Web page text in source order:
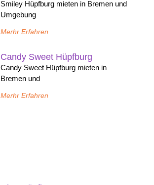
Smiley Hüpfburg mieten in Bremen und
Umgebung
Merhr Erfahren
Candy Sweet Hüpfburg
Candy Sweet Hüpfburg mieten in
Bremen und
Merhr Erfahren